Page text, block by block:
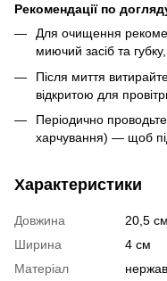
Рекомендації по
Для очищення
миючий засіб та
Після миття
відкритою для
Періодично
харчування) — щоб
Характеристики
Довжина
20,5 см
Ширина
4 см
Матеріал